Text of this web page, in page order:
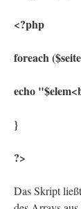
<?php
foreach
echo
}
?>
Das Skript